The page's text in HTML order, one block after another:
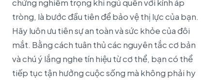
chứng nghiêm trọng khi ngủ quên với kính áp
tròng, là bước đầu tiên để bảo vệ thị lực của bạn.
Hãy luôn ưu tiên sự an toàn và sức khỏe của đôi
mắt. Bằng cách tuân thủ các nguyên tắc cơ bản
và chú ý lắng nghe tín hiệu từ cơ thể, bạn có thể
tiếp tục tận hưởng cuộc sống mà không phải hy